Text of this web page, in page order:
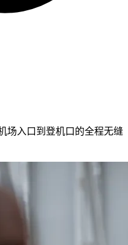
入口到登机口的全程无缝